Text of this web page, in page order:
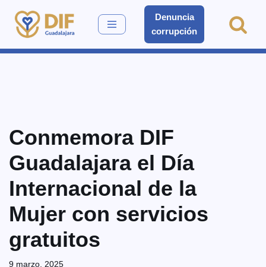
Saltar
Denuncia
corrupción
Conmemora DIF
Guadalajara el Día
Internacional de la
Mujer con servicios
gratuitos
9 marzo, 2025